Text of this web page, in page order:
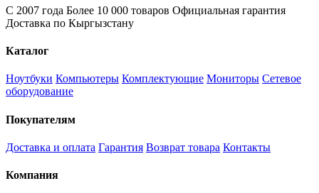
С 2007 года Более 10 000 товаров Официальная гарантия
Доставка по Кыргызстану
Каталог
Ноутбуки Компьютеры Комплектующие Мониторы Сетевое
оборудование
Покупателям
Доставка и оплата Гарантия Возврат товара Контакты
Компания